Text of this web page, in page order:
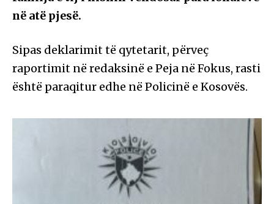
në atë pjesë.
Sipas deklarimit të qytetarit, përveç
raportimit në redaksinë e Peja në Fokus, rasti
është paraqitur edhe në Policinë e Kosovës.